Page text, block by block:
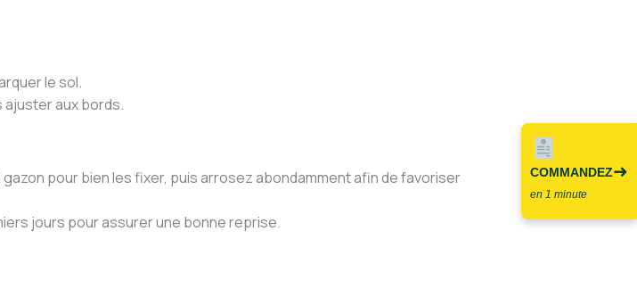
le sol.
aux bords.
pour bien les fixer, puis arrosez abondamment afin de favoriser
jours pour assurer une bonne reprise.
COMMANDEZ
en 1 minute
➜